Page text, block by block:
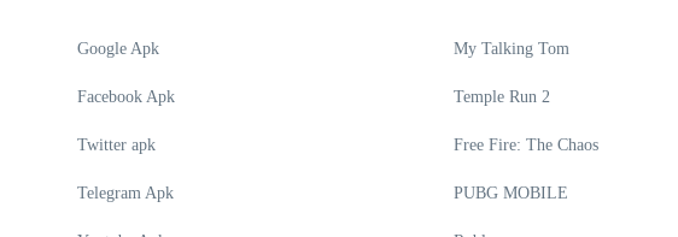
Google Apk
Facebook Apk
Twitter apk
Telegram Apk
My Talking Tom
Temple Run 2
Free Fire: The Chaos
PUBG MOBILE